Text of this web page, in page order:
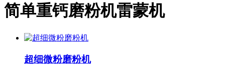
简单重钙磨粉机雷蒙机
超细微粉磨粉机